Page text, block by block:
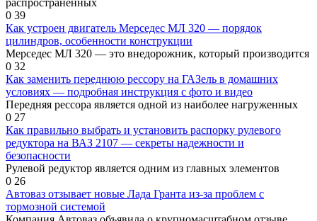
0 39
Как устроен двигатель Мерседес МЛ 320 — порядок
цилиндров, особенности конструкции
Мерседес МЛ 320 — это внедорожник, который производится
0 32
Как заменить переднюю рессору на ГАЗель в домашних
условиях — подробная инструкция с фото и видео
Передняя рессора является одной из наиболее нагруженных
0 27
Как правильно выбрать и установить распорку рулевого
редуктора на ВАЗ 2107 — секреты надежности и
безопасности
Рулевой редуктор является одним из главных элементов
0 26
Автоваз отзывает новые Лада Гранта из-за проблем с
тормозной системой